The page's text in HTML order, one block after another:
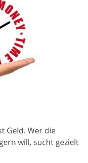
Geld. Wer die
will, sucht gezielt